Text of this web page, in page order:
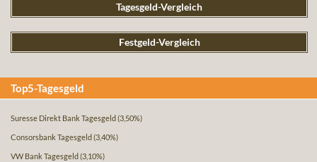
Tagesgeld-Vergleich
Festgeld-Vergleich
Top5-Tagesgeld
Suresse Direkt Bank Tagesgeld (3,50%)
Consorsbank Tagesgeld (3,40%)
VW Bank Tagesgeld (3,10%)